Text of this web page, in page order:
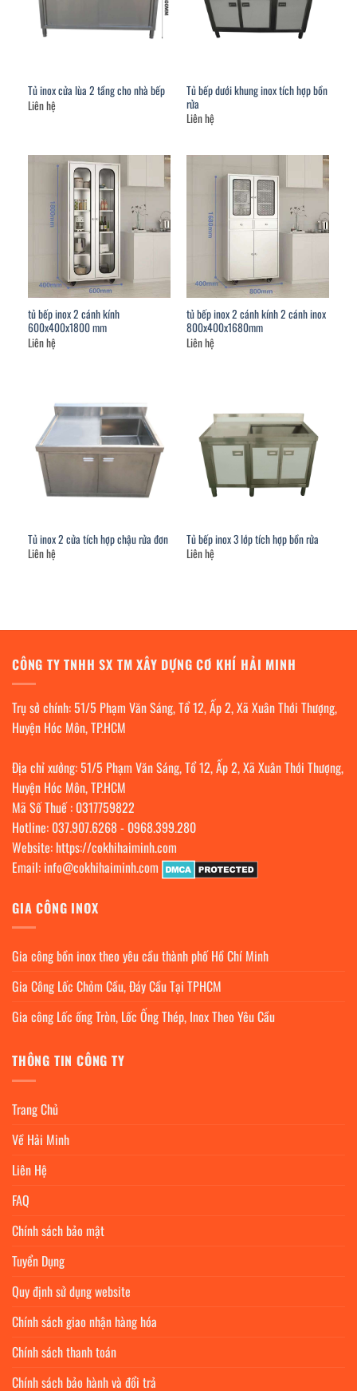
Tủ inox cửa lùa 2 tầng cho nhà bếp
Liên hệ
Tủ bếp dưới khung inox tích hợp bồn
rửa
Liên hệ
tủ bếp inox 2 cánh kính
600x400x1800 mm
Liên hệ
tủ bếp inox 2 cánh kính 2 cánh inox
800x400x1680mm
Liên hệ
Tủ inox 2 cửa tích hợp chậu rửa đơn
Liên hệ
Tủ bếp inox 3 lớp tích hợp bồn rửa
Liên hệ
CÔNG TY TNHH SX TM XÂY DỰNG CƠ KHÍ HẢI MINH
Trụ sở chính: 51/5 Phạm Văn Sáng, Tổ 12, Ấp 2, Xã Xuân Thới Thượng,
Huyện Hóc Môn, TP.HCM
Địa chỉ xưởng: 51/5 Phạm Văn Sáng, Tổ 12, Ấp 2, Xã Xuân Thới Thượng,
Huyện Hóc Môn, TP.HCM
Mã Số Thuế : 0317759822
Hotline: 037.907.6268- 0968.399.280
Website: https://cokhihaiminh.com
Email: info@cokhihaiminh.com
GIA CÔNG INOX
Gia công bồn inox theo yêu cầu thành phố Hồ Chí Minh
Gia Công Lốc Chỏm Cầu, Đáy Cầu Tại TPHCM
Gia công Lốc ống Tròn, Lốc Ống Thép, Inox Theo Yêu Cầu
THÔNG TIN CÔNG TY
Trang Chủ
Về Hải Minh
Liên Hệ
FAQ
Chính sách bảo mật
Tuyển Dụng
Quy định sử dụng website
Chính sách giao nhận hàng hóa
Chính sách thanh toán
Chính sách bảo hành và đổi trả